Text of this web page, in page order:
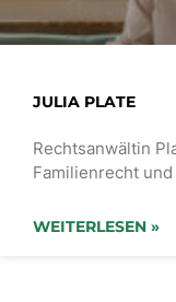
JULIA PLATE
Rechtsanwältin
Familienrecht
WEITERLESEN »